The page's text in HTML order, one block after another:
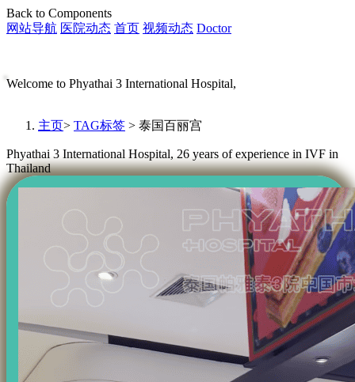
Back to Components
网站导航 医院动态 首页 视频动态 Doctor
Welcome to Phyathai 3 International Hospital,
主页> TAG标签 > 泰国百丽宫
Phyathai 3 International Hospital, 26 years of experience in IVF in
Thailand